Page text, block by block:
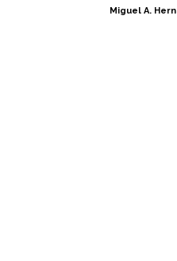
Miguel A.